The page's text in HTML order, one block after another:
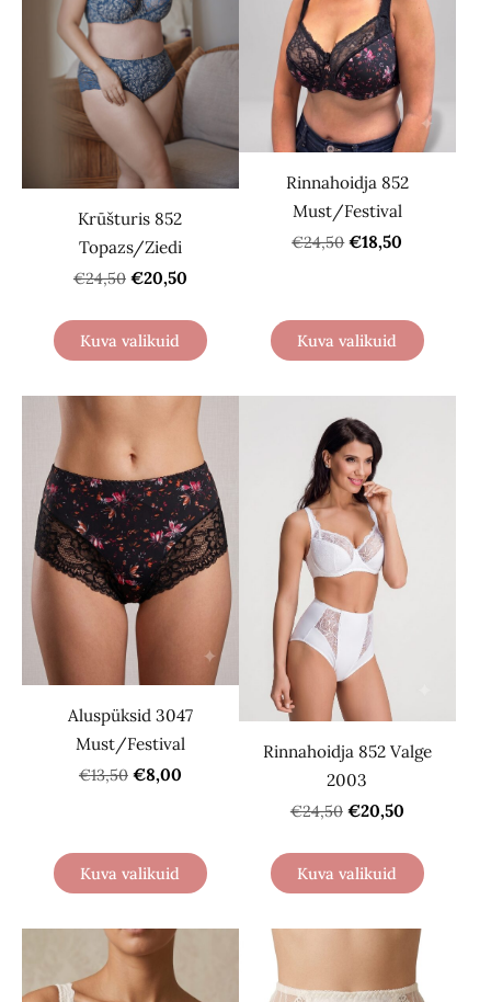
Krūšturis 852
Topazs/Ziedi
€24,50 €20,50
Kuva valikuid
Rinnahoidja 852
Must/Festival
€24,50 €18,50
Kuva valikuid
Aluspüksid 3047
Must/Festival
€13,50 €8,00
Kuva valikuid
Rinnahoidja 852 Valge
2003
€24,50 €20,50
Kuva valikuid